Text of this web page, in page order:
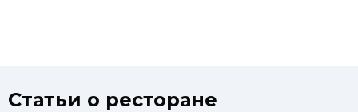
Статьи о ресторане